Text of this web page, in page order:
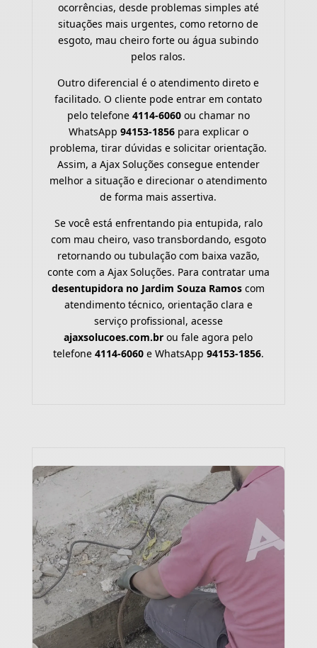
ocorrências, desde problemas simples até
situações mais urgentes, como retorno de
esgoto, mau cheiro forte ou água subindo
pelos ralos.
Outro diferencial é o atendimento direto e
facilitado. O cliente pode entrar em contato
pelo telefone 4114-6060ou chamar no
WhatsApp 94153-1856para explicar o
problema, tirar dúvidas e solicitar orientação.
Assim, a Ajax Soluções consegue entender
melhor a situação e direcionar o atendimento
de forma mais assertiva.
Se você está enfrentando pia entupida, ralo
com mau cheiro, vaso transbordando, esgoto
retornando ou tubulação com baixa vazão,
conte com a Ajax Soluções. Para contratar uma
desentupidora no Jardim Souza Ramos com
atendimento técnico, orientação clara e
serviço profissional, acesse
ajaxsolucoes.com.br ou fale agora pelo
telefone 4114-6060e WhatsApp 94153-1856.